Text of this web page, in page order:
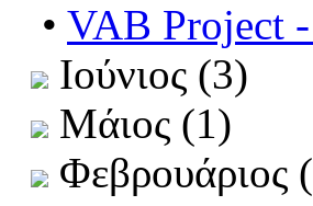
• VAB Project
Ιούνιος (3)
Μάιος (1)
Φεβρουάριος